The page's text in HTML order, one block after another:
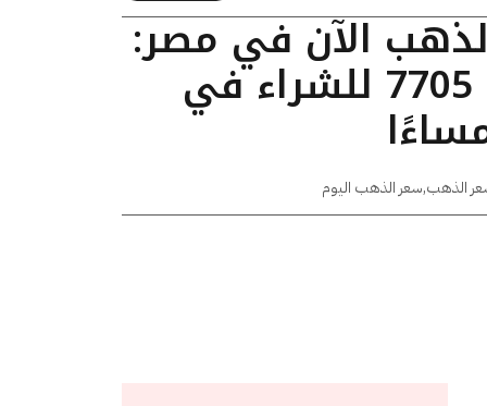
الآن في مصر:
عيار 24 يسجل 7705 للشراء في
الذهب,سعر الذهب اليوم